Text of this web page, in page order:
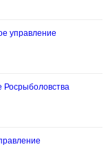
управление
Росрыболовства